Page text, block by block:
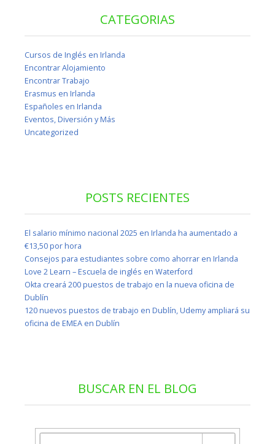
CATEGORIAS
Cursos de Inglés en Irlanda
Encontrar Alojamiento
Encontrar Trabajo
Erasmus en Irlanda
Españoles en Irlanda
Eventos, Diversión y Más
Uncategorized
POSTS RECIENTES
El salario mínimo nacional 2025 en Irlanda ha aumentado a
€13,50 por hora
Consejos para estudiantes sobre como ahorrar en Irlanda
Love 2 Learn – Escuela de inglés en Waterford
Okta creará 200 puestos de trabajo en la nueva oficina de
Dublín
120 nuevos puestos de trabajo en Dublín, Udemy ampliará su
oficina de EMEA en Dublín
BUSCAR EN EL BLOG